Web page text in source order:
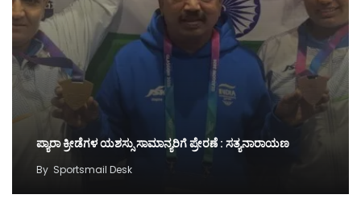
ಪ್ಯಾರಾ ಕ್ರೀಡೆಗಳ ಯಶಸ್ಸು ಸಾಮಾನ್ಯರಿಗೆ ಪ್ರೇರಣೆ : ಸತ್ಯನಾರಾಯಣ
By Sportsmail Desk